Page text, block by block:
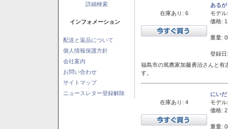
詳細検索
インフォメーション
配送と返品について
個人情報保護方針
会社案内
お問い合わせ
サイトマップ
ニュースレター登録解除
在庫あり: 6
ある
モデル:
価格:
重量:
登録
福島市の篤農家加藤勇治さんと有
す。
在庫あり: 4
にい
モデル:
価格:
重量: